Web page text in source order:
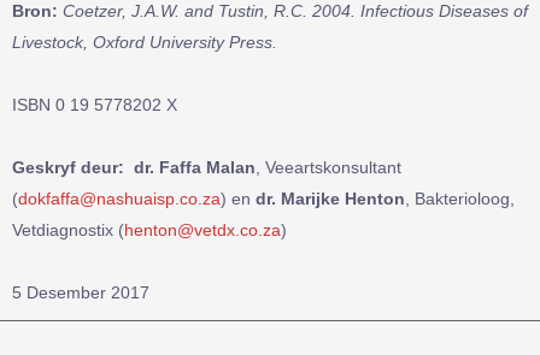
Bron: Coetzer, J.A.W. and Tustin, R.C. 2004. Infectious Diseases of
Livestock, Oxford University Press.
ISBN 0 19 5778202 X
Geskryf deur: dr. Faffa Malan , Veeartskonsultant
(dokfaffa@nashuaisp.co.za) en dr. Marijke Henton , Bakterioloog,
Vetdiagnostix (henton@vetdx.co.za)
5 Desember 2017